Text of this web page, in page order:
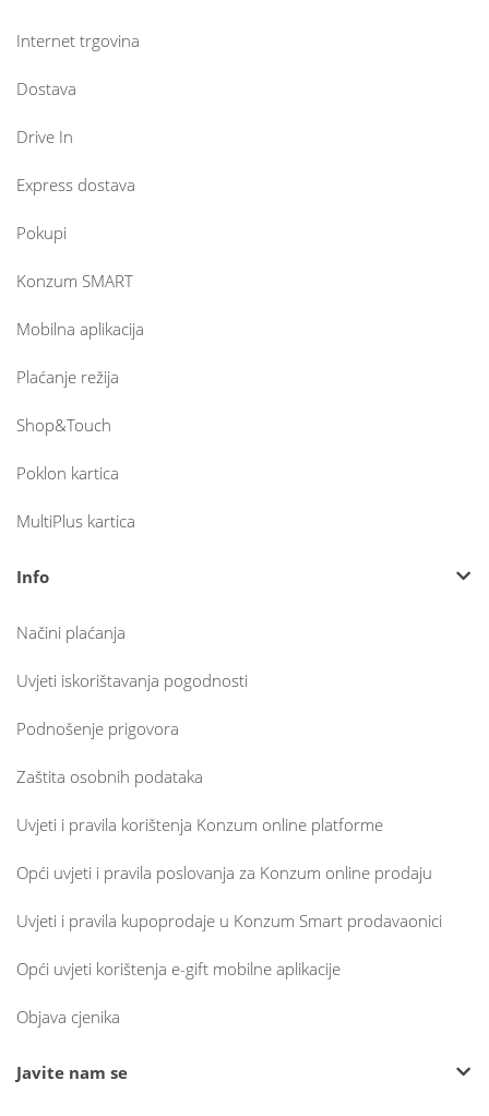
Internet trgovina
Dostava
Drive In
Express dostava
Pokupi
Konzum SMART
Mobilna aplikacija
Plaćanje režija
Shop&Touch
Poklon kartica
MultiPlus kartica
Info
Načini plaćanja
Uvjeti iskorištavanja pogodnosti
Podnošenje prigovora
Zaštita osobnih podataka
Uvjeti i pravila korištenja Konzum online platforme
Opći uvjeti i pravila poslovanja za Konzum online prodaju
Uvjeti i pravila kupoprodaje u Konzum Smart prodavaonici
Opći uvjeti korištenja e-gift mobilne aplikacije
Objava cjenika
Javite nam se